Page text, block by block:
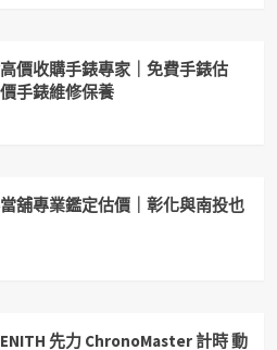
價收購手錶專家｜免費手錶估
手錶維修保養
舖專業鑑定估價｜彰化與南投也
先力 ChronoMaster 計時 動